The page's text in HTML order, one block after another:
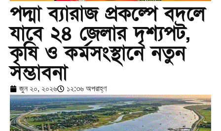
পদ্মা ব্যারাজ প্রকল্পে বদলে
যাবে ২৪ জেলার দৃশ্যপট,
কৃষি ও কর্মসংস্থানে নতুন
সম্ভাবনা
জুন ২০, ২০২৬ ১২:৩৬ অপরাহ্ণ